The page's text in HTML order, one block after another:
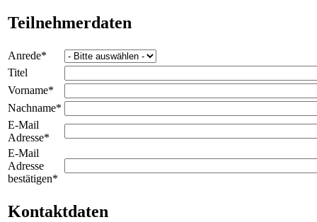
Teilnehmerdaten
Anrede*
Titel
Vorname*
Nachname*
E-Mail
Adresse*
E-Mail
Adresse
bestätigen*
Kontaktdaten